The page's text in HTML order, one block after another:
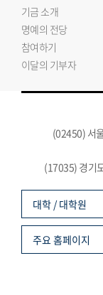
기금 소개
명예의 전당
참여하기
이달의 기부자
(02450) 서
(17035) 경기
대학 / 대학원
주요 홈페이지